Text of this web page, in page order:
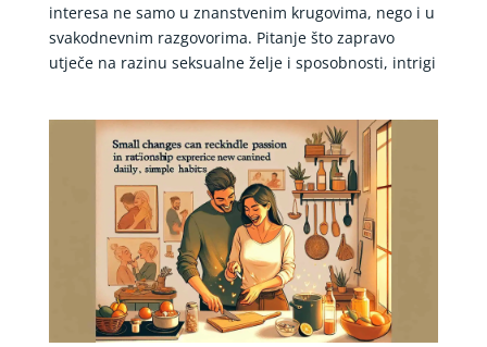
interesa ne samo u znanstvenim krugovima, nego i u
svakodnevnim razgovorima. Pitanje što zapravo
utječe na razinu seksualne želje i sposobnosti, intrigi